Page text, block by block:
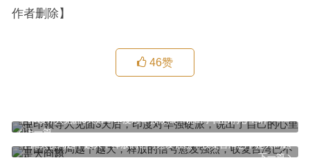
作者删除】
46赞
上一篇
中印领导人见面3天后，印度对华强硬派，说出了自己的心里话
下一篇
中国大棋局越下越大，释放的信号愈发强烈，收复台湾已不是大问题